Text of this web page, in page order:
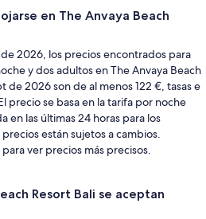
en The Anvaya Beach
2026, los precios encontrados para
y dos adultos en The Anvaya Beach
de 2026 son de al menos 122 €, tasas e
precio se basa en la tarifa por noche
en las últimas 24 horas para los
están sujetos a cambios.
para ver precios más precisos.
Resort Bali se aceptan